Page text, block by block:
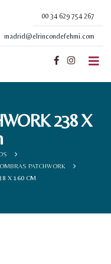
00 34 629 754 267
madrid@elrincondefehmi.com
238 X
PATCHWORK
X 160 CM